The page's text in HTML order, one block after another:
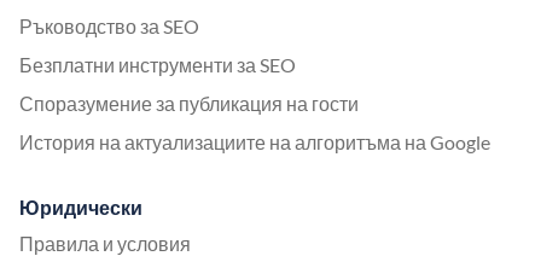
Ръководство за SEO
Безплатни инструменти за SEO
Споразумение за публикация на гости
История на актуализациите на алгоритъма на Google
Юридически
Правила и условия